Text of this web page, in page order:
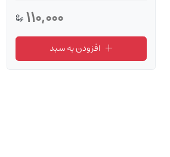
110,000
افزودن به سبد